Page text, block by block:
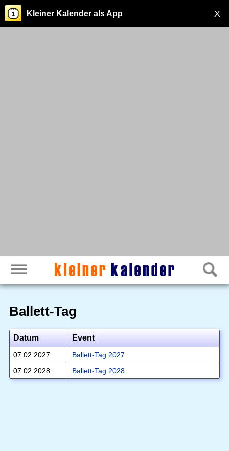
X
Kleiner Kalender als App
Ballett-Tag
Datum Event
07.02.2027
Ballett-Tag 2027
07.02.2028
Ballett-Tag 2028